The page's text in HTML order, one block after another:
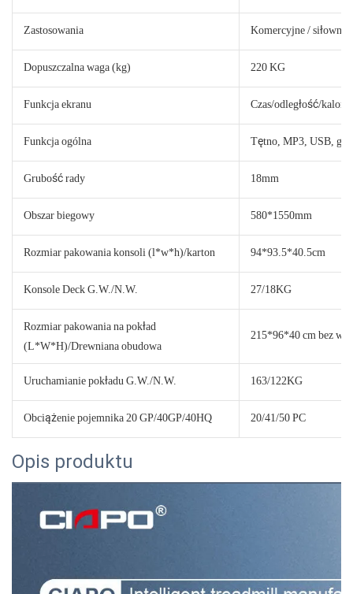
Zastosowania Komercyjne / siłowni
Dopuszczalna waga (kg) 220 KG
Funkcja ekranu Czas/odległość/
Funkcja ogólna Tętno, MP3, USB,
Grubość rady 18mm
Obszar biegowy 580*1550mm
Rozmiar pakowania konsoli (l*w*h)/karton 94*93.5*40.5cm
Konsole Deck G.W./N.W. 27/18KG
Rozmiar pakowania na pokład
(L*W*H)/Drewniana obudowa
215*96*40 cm bez
Uruchamianie pokładu G.W./N.W. 163/122KG
Obciążenie pojemnika 20 GP/40GP/40HQ 20/41/50 PC
Opis produktu